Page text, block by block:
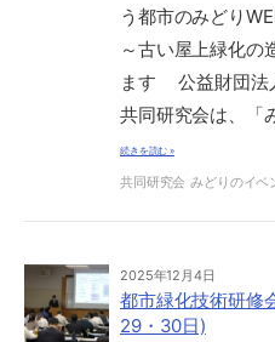
う都市のみどり
～古い屋上緑化の
ます 公益財団法
共同研究会は、「
続きを読む »
共同研究会 みどりのイベ
2025年12月4日
都市緑化技術研修
29・30日)